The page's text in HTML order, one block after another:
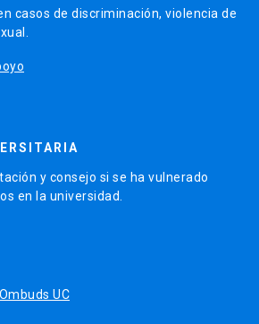
casos de discriminación, violencia de
y consejo si se ha vulnerado
en la universidad.
UC